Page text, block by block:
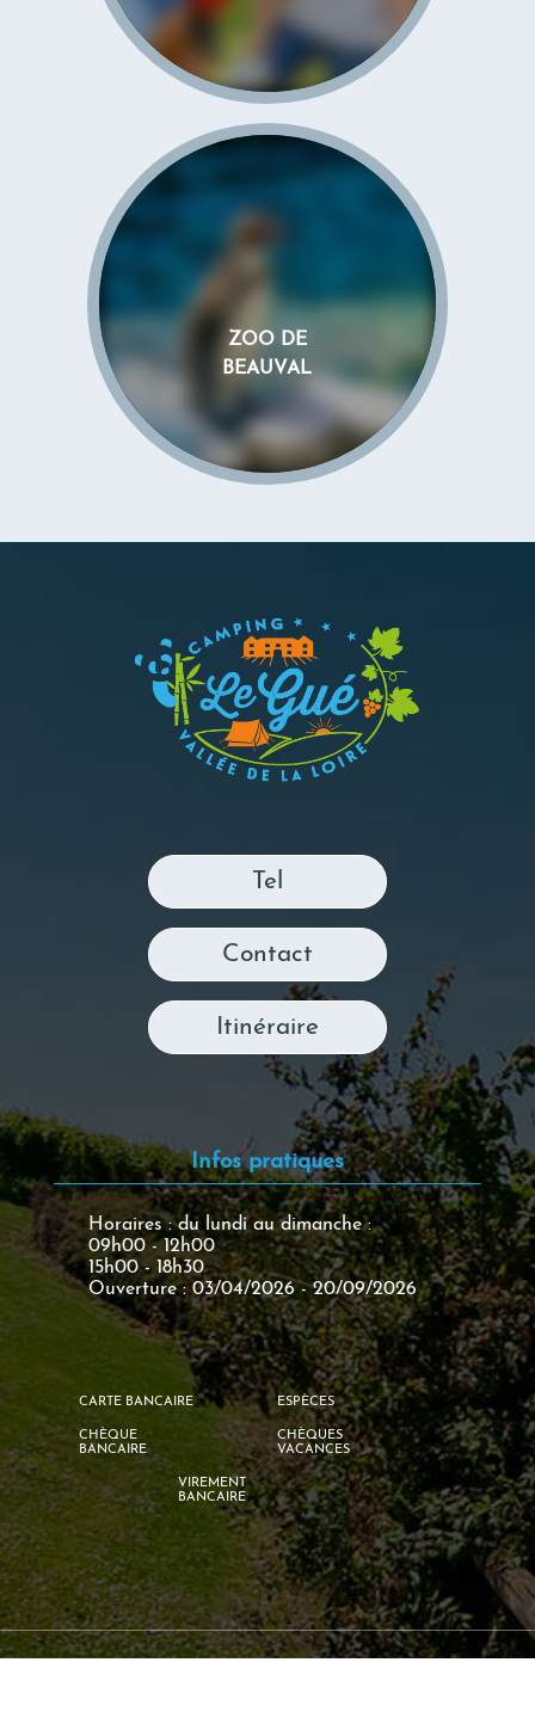
ZOO DE
BEAUVAL
Tel
Contact
Itinéraire
Infos pratiques
Horaires : du lundi au dimanche :
09h00 - 12h00
15h00 - 18h30
Ouverture : 03/04/2026 - 20/09/2026
CARTE BANCAIRE ESPÈCES
CHÈQUE
BANCAIRE
CHÈQUES
VACANCES
VIREMENT
BANCAIRE